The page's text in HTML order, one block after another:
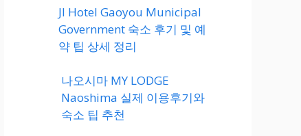
JI Hotel Gaoyou Municipal
Government 숙소 후기 및 예
약 팁 상세 정리
나오시마 MY LODGE
Naoshima 실제 이용후기와
숙소 팁 추천